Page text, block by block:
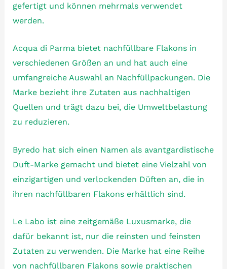
gefertigt und können mehrmals verwendet
werden.
Acqua di Parma bietet nachfüllbare Flakons in
verschiedenen Größen an und hat auch eine
umfangreiche Auswahl an Nachfüllpackungen. Die
Marke bezieht ihre Zutaten aus nachhaltigen
Quellen und trägt dazu bei, die Umweltbelastung
zu reduzieren.
Byredo hat sich einen Namen als avantgardistische
Duft-Marke gemacht und bietet eine Vielzahl von
einzigartigen und verlockenden Düften an, die in
ihren nachfüllbaren Flakons erhältlich sind.
Le Labo ist eine zeitgemäße Luxusmarke, die
dafür bekannt ist, nur die reinsten und feinsten
Zutaten zu verwenden. Die Marke hat eine Reihe
von nachfüllbaren Flakons sowie praktischen